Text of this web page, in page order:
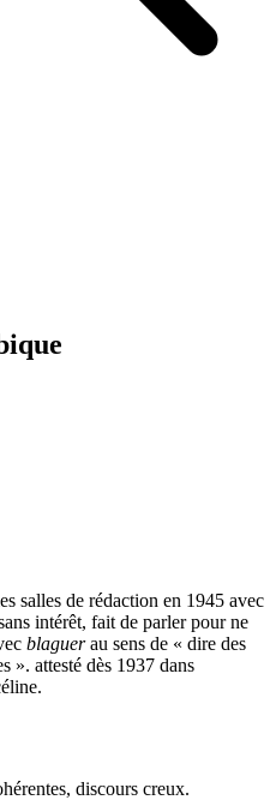
salles de rédaction en 1945 avec
intérêt, fait de parler pour ne
blaguerau sens de « dire des
». attesté dès 1937 dans
discours creux.